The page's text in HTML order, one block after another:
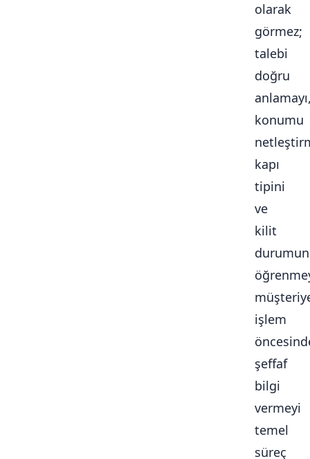
olarak
görmez;
talebi
doğru
konumu
kapı
tipini
ve
kilit
işlem
şeffaf
bilgi
vermeyi
temel
süreç